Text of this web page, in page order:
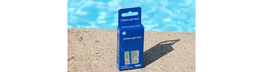
Dostupnost:
Skladem
27051
Desjoyaux